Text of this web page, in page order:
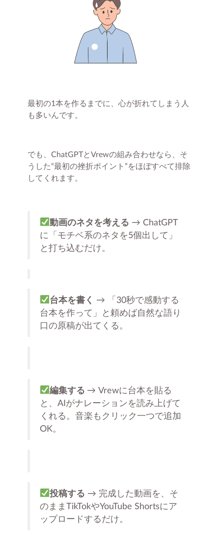
最初の1本を作るまでに、心が折れてしまう人
も多いんです。
でも、ChatGPTとVrewの組み合わせなら、そ
うした“最初の挫折ポイント”をほぼすべて排除
してくれます。
動画のネタを考える → ChatGPT
に「モチベ系のネタを5個出して」
と打ち込むだけ。
台本を書く → 「30秒で感動する
台本を作って」と頼めば自然な語り
口の原稿が出てくる。
編集する → Vrewに台本を貼る
と、AIがナレーションを読み上げて
くれる。音楽もクリック一つで追加
OK。
投稿する → 完成した動画を、そ
のままTikTokやYouTube Shortsにア
ップロードするだけ。